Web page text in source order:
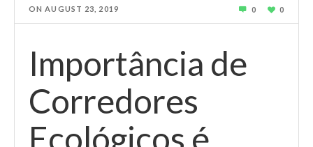
ONAUGUST 23, 2019 0 0
Importância de
Corredores
Ecológicos é